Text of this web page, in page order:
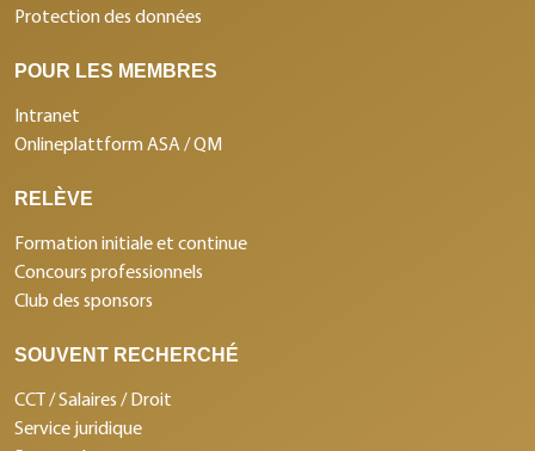
Protection des données
POUR LES MEMBRES
Intranet
Onlineplattform ASA / QM
RELÈVE
Formation initiale et continue
Concours professionnels
Club des sponsors
SOUVENT RECHERCHÉ
CCT / Salaires / Droit
Service juridique